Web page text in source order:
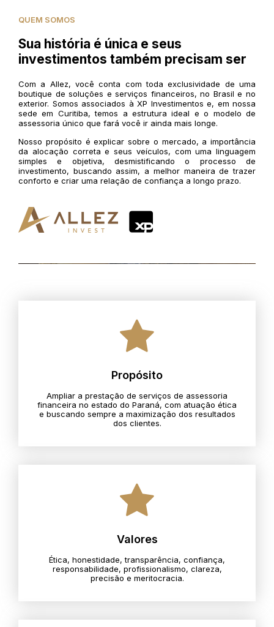
QUEM SOMOS
Sua história é única e seus
investimentos também precisam ser
Com a Allez, você conta com toda exclusividade de uma
boutique de soluções e serviços financeiros, no Brasil e no
exterior. Somos associados à XP Investimentos e, em nossa
sede em Curitiba, temos a estrutura ideal e o modelo de
assessoria único que fará você ir ainda mais longe.
Nosso propósito é explicar sobre o mercado, a importância
da alocação correta e seus veículos, com uma linguagem
simples e objetiva, desmistificando o processo de
investimento, buscando assim, a melhor maneira de trazer
conforto e criar uma relação de confiança a longo prazo.
Propósito
Ampliar a prestação de serviços de assessoria
financeira no estado do Paraná, com atuação ética
e buscando sempre a maximização dos resultados
dos clientes.
Valores
Ética, honestidade, transparência, confiança,
responsabilidade, profissionalismo, clareza,
precisão e meritocracia.​